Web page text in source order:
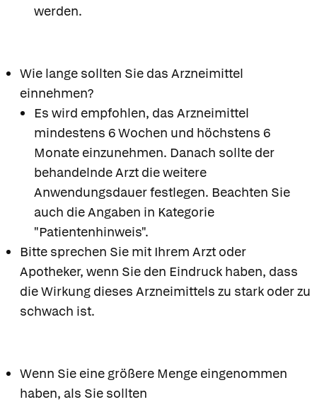
werden.
Wie lange sollten Sie das Arzneimittel
einnehmen?
Es wird empfohlen, das Arzneimittel
mindestens 6 Wochen und höchstens 6
Monate einzunehmen. Danach sollte der
behandelnde Arzt die weitere
Anwendungsdauer festlegen. Beachten Sie
auch die Angaben in Kategorie
"Patientenhinweis".
Bitte sprechen Sie mit Ihrem Arzt oder
Apotheker, wenn Sie den Eindruck haben, dass
die Wirkung dieses Arzneimittels zu stark oder zu
schwach ist.
Wenn Sie eine größere Menge eingenommen
haben, als Sie sollten